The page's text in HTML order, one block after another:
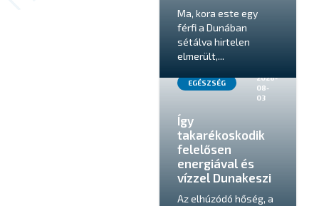
Ma, kora este egy
férfi a Dunában
sétálva hirtelen
elmerült,...
EGÉSZSÉG
2026-
08-
03
Így
takarékoskodik
felelősen
energiával és
vízzel Dunakeszi
Az elhúzódó hőség, a